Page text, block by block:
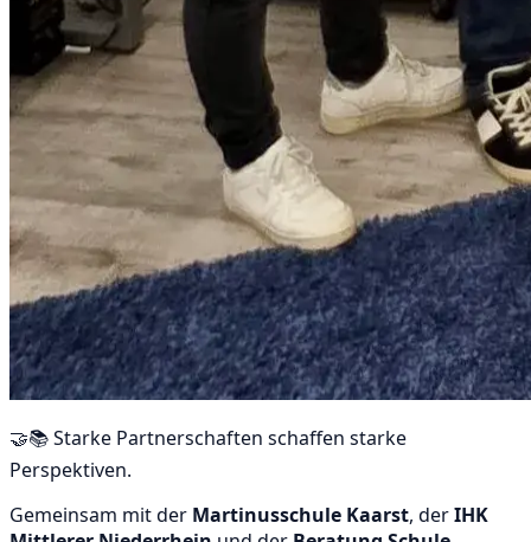
🤝📚 Starke Partnerschaften schaffen starke
Perspektiven.
Gemeinsam mit der Martinusschule Kaarst, derIHK